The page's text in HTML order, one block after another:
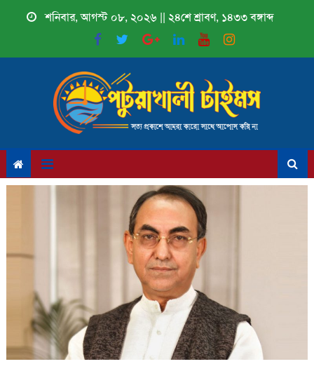
শনিবার, আগস্ট ০৮, ২০২৬ || ২৪শে শ্রাবণ, ১৪৩৩ বঙ্গাব্দ